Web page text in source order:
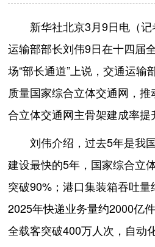
新华社北京3月9日电（记
运输部部长刘伟9日在十四届
场“部长通道”上说，交通运输
质量国家综合立体交通网，推
合立体交通网主骨架建成率提
刘伟介绍，过去5年是我国
建设最快的5年，国家综合立
突破90%；港口集装箱吞吐量
2025年快递业务量约2000亿
全载客突破400万人次，自动